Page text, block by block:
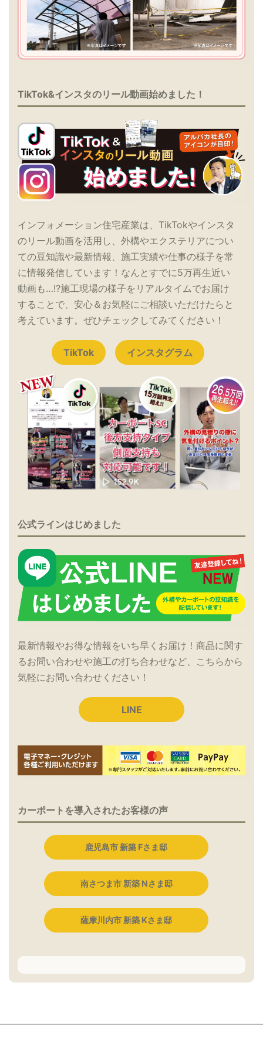
TikTok&インスタのリール動画始めました！
インフォメーション住宅産業は、TikTokやインスタ
のリール動画を活用し、外構やエクステリアについ
ての豆知識や最新情報、施工実績や仕事の様子を常
に情報発信しています！なんとすでに5万再生近い
動画も…!?施工現場の様子をリアルタイムでお届け
することで、安心＆お気軽にご相談いただけたらと
考えています。ぜひチェックしてみてください！
TikTok インスタグラム
公式ラインはじめました
最新情報やお得な情報をいち早くお届け！商品に関す
るお問い合わせや施工の打ち合わせなど、こちらから
気軽にお問い合わせください！
LINE
カーポートを導入されたお客様の声
鹿児島市 新築 Fさま邸
南さつま市 新築 Nさま邸
薩摩川内市 新築 Kさま邸